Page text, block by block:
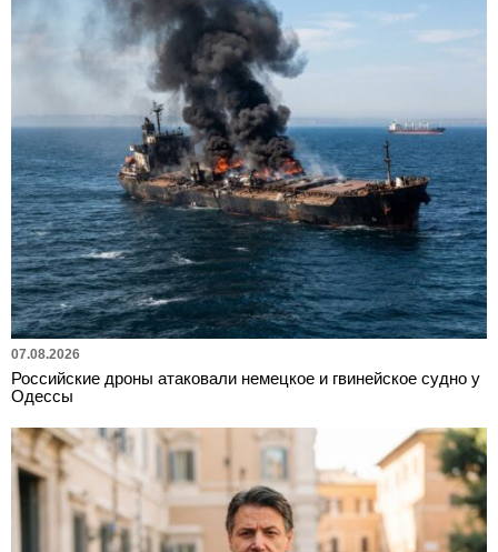
07.08.2026
Российские дроны атаковали немецкое и гвинейское судно у
Одессы